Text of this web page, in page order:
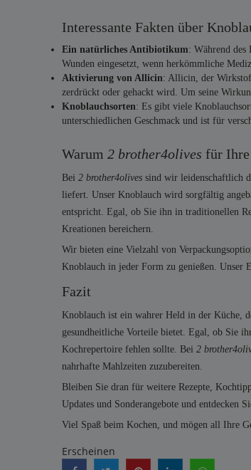
Interessante Fakten über
Ein natürliches Antibiotikum: Während
Wunden eingesetzt, wenn herkömmliche
Aktivierung von Allicin: Allicin, der
zerdrückt oder gehackt wird. Um seine
Knoblauchsorten: Es gibt viele
unterschiedlichen Geschmack und ist für
Warum 2 brother4olives für
Bei 2 brother4olives sind wir leidenschaftlich
liefert. Unser Knoblauch wird sorgfältig
entspricht. Egal, ob Sie ihn in traditionellen
Kreationen bereichern.
Wir bieten eine Vielzahl von
Knoblauch in jeder Form zu genießen. Unser
Fazit
Knoblauch ist ein wahrer Held in der Küche,
gesundheitliche Vorteile bietet. Egal, ob Sie
Kochrepertoire fehlen sollte. Bei 2
nahrhafte Mahlzeiten zuzubereiten.
Bleiben Sie dran für weitere Rezepte,
Updates und Sonderangebote und entdecken
Viel Spaß beim Kochen, und mögen all Ihre
Erscheinen